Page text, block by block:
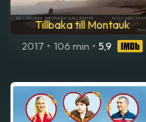
Tillbaka till Montauk
2017 • 106 min • 5,9